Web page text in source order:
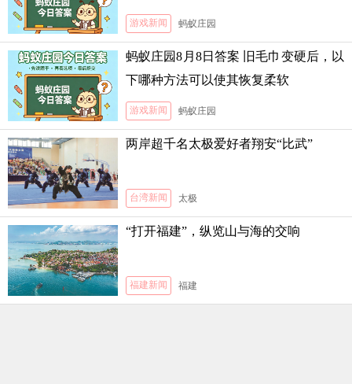
游戏新闻 蚂蚁庄园
蚂蚁庄园8月8日答案 旧毛巾变硬后，以
下哪种方法可以使其恢复柔软
游戏新闻 蚂蚁庄园
两岸超千名太极爱好者翔安“比武”
台湾新闻 太极
“打开福建”，纵览山与海的交响
福建新闻 福建